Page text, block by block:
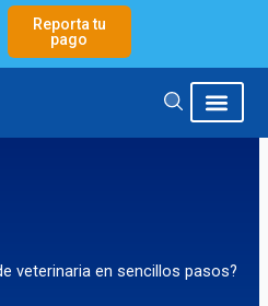
Reporta tu
pago
veterinaria en sencillos pasos?